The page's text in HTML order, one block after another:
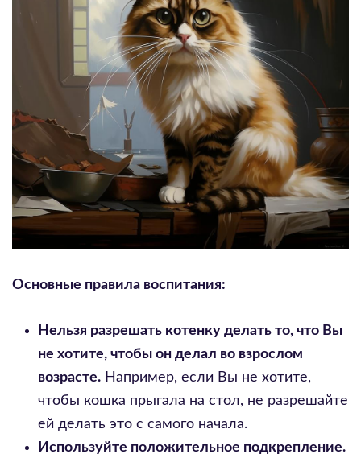
Основные правила воспитания:
Нельзя разрешать котенку делать то, что Вы
не хотите, чтобы он делал во взрослом
возрасте. Например, если Вы не хотите,
чтобы кошка прыгала на стол, не разрешайте
ей делать это с самого начала.
Используйте положительное подкрепление.